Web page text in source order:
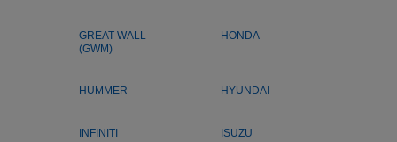
GREAT WALL
(GWM)
HONDA
HUMMER HYUNDAI
INFINITI ISUZU